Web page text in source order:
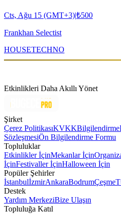
Cts, Ağu 15 (GMT+3)|₺500
Frankhan Selectist
HOUSETECHNO
Etkinlikleri Daha Akıllı Yönet
Şirket
Çerez PolitikasıKVKKBilgilendirme
SözleşmesiÖn Bilgilendirme Formu
Topluluklar
Etkinlikler İçinMekanlar İçin
İçinFestivaller İçinHalloween İçin
Popüler Şehirler
İstanbulİzmirAnkaraBodrumÇeşme
Destek
Yardım MerkeziBize Ulaşın
Topluluğa Katıl